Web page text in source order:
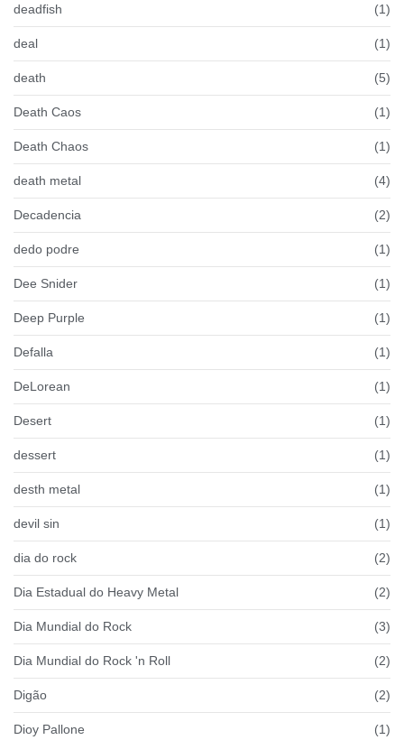
deadfish (1)
deal (1)
death (5)
Death Caos (1)
Death Chaos (1)
death metal (4)
Decadencia (2)
dedo podre (1)
Dee Snider (1)
Deep Purple (1)
Defalla (1)
DeLorean (1)
Desert (1)
dessert (1)
desth metal (1)
devil sin (1)
dia do rock (2)
Dia Estadual do Heavy Metal (2)
Dia Mundial do Rock (3)
Dia Mundial do Rock 'n Roll (2)
Digão (2)
Dioy Pallone (1)